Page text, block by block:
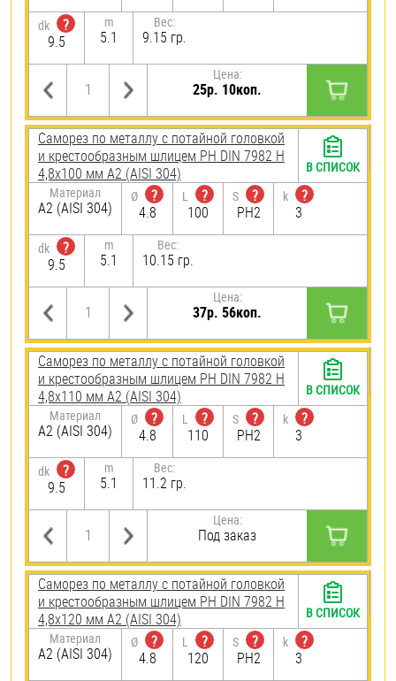
dk
?
9.5
m
5.1
Вес:
9.15 гр.
Цена:
25р. 10коп.
Саморез по металлу с потайной головкой
и крестообразным шлицем PH DIN 7982 H
4,8х100 мм А2 (AISI 304)
Материал
А2 (AISI 304)
Ø
?
4.8
L
?
100
S
?
PH2
k
?
3
dk
?
9.5
m
5.1
Вес:
10.15 гр.
Цена:
37р. 56коп.
В СПИСОК
Саморез по металлу с потайной головкой
и крестообразным шлицем PH DIN 7982 H
4,8х110 мм А2 (AISI 304)
Материал
А2 (AISI 304)
Ø
?
4.8
L
?
110
S
?
PH2
k
?
3
dk
?
9.5
m
5.1
Вес:
11.2 гр.
Цена:
Под заказ
В СПИСОК
Саморез по металлу с потайной головкой
и крестообразным шлицем PH DIN 7982 H
4,8х120 мм А2 (AISI 304)
Материал
А2 (AISI 304)
Ø
?
4.8
L
?
120
S
?
PH2
k
?
3
В СПИСОК